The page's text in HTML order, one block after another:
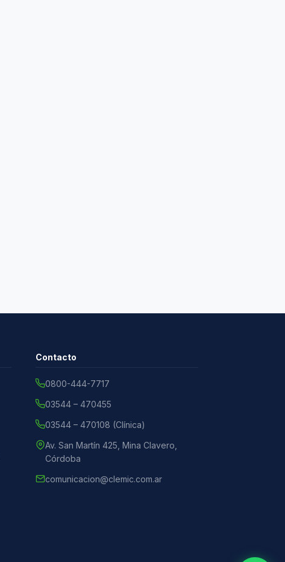
Contacto
0800-444-7717
03544 – 470455
03544 – 470108 (Clínica)
Av. San Martín 425, Mina Clavero,
Córdoba
comunicacion@clemic.com.ar